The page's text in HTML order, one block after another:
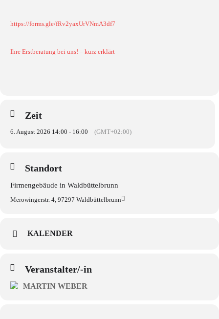
https://forms.gle/fRv2yaxUrVNmA3df7
Ihre Erstberatung bei uns! – kurz erklärt
Zeit
6. August 2026 14:00 - 16:00 (GMT+02:00)
Standort
Firmengebäude in Waldbüttelbrunn
Merowingerstr. 4, 97297 Waldbüttelbrunn
KALENDER
Veranstalter/-in
MARTIN WEBER